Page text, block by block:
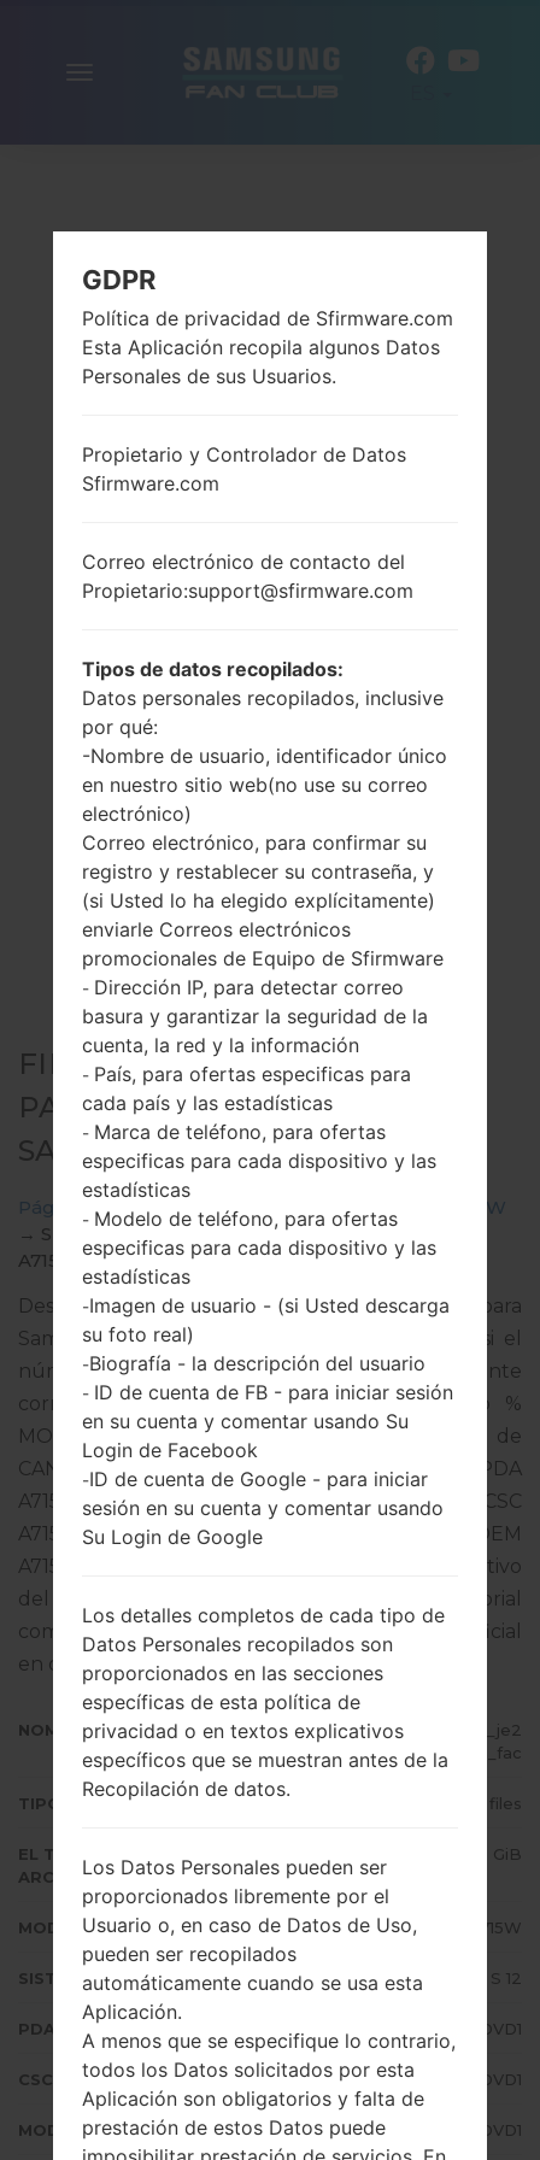
FIRMWARE OFICIAL #304589
PARA SM-A715W -
SAMSUNGGALAXY A71
Página principal → Galaxy A71
SamsungSM-A715W
→ SM-
A715W_2_20220418194600_je2mwk8azh_fac.zip
Descargue la última actualización de firmware para
Samsung Galaxy A71, pero no olvide verificar si el
número de modelo de su teléfono inteligente
corresponde al número de modelo indicado %
MODEL%. El código del firmware es RWC de
CANADA. El producto viene con la versión PDA
A715WVLU4DVD1 y la versión CSC
A715WOYV4DVD1,Versión de MODEM
A715WVLU4DVD1. La versión del sistema operativo
del firmware dado es Android S 12. Tutorial
completo sobre cómo actualizar el firmware oficial
en dispositivos Samsung aquí
NOMBRE DE ARCHIVO
SM-A715W_2_20220418194600_je2
mwk8azh_fac
TIPO DE FIRMWARE 4 files
EL TAMAÑO DEL
ARCHIVO
5.28 GiB
MODELO Samsung SM-A715W
SISTEMA OPERATIVO Android S 12
PDA/AP VERSIÓN A715WVLU4DVD1
CSC VERSIÓN A715WOYV4DVD1
MODEM/CP VERSIÓN A715WVLU4DVD1
GDPR
Política de privacidad de Sfirmware.com
Esta Aplicación recopila algunos Datos
Personales de sus Usuarios.
Propietario y Controlador de Datos
Sfirmware.com
Correo electrónico de contacto del
Propietario:support@sfirmware.com
Tipos de datos recopilados:
Datos personales recopilados, inclusive
por qué:
-Nombre de usuario, identificador único
en nuestro sitio web(no use su correo
electrónico)
Correo electrónico, para confirmar su
registro y restablecer su contraseña, y
(si Usted lo ha elegido explícitamente)
enviarle Correos electrónicos
promocionales de Equipo de Sfirmware
- Dirección IP, para detectar correo
basura y garantizar la seguridad de la
cuenta, la red y la información
- País, para ofertas especificas para
cada país y las estadísticas
- Marca de teléfono, para ofertas
especificas para cada dispositivo y las
estadísticas
- Modelo de teléfono, para ofertas
especificas para cada dispositivo y las
estadísticas
-Imagen de usuario - (si Usted descarga
su foto real)
-Biografía - la descripción del usuario
- ID de cuenta de FB - para iniciar sesión
en su cuenta y comentar usando Su
Login de Facebook
-ID de cuenta de Google - para iniciar
sesión en su cuenta y comentar usando
Su Login de Google
Los detalles completos de cada tipo de
Datos Personales recopilados son
proporcionados en las secciones
específicas de esta política de
privacidad o en textos explicativos
específicos que se muestran antes de la
Recopilación de datos.
Los Datos Personales pueden ser
proporcionados libremente por el
Usuario o, en caso de Datos de Uso,
pueden ser recopilados
automáticamente cuando se usa esta
Aplicación.
A menos que se especifique lo contrario,
todos los Datos solicitados por esta
Aplicación son obligatorios y falta de
prestación de estos Datos puede